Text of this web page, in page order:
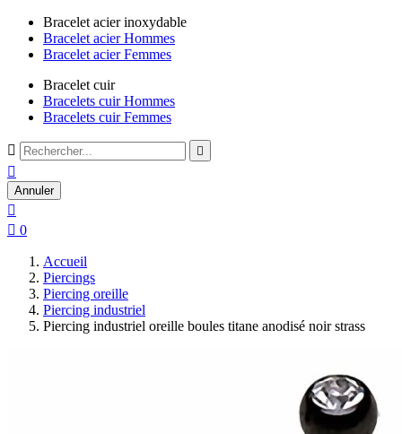
Bracelet acier inoxydable
Bracelet acier Hommes
Bracelet acier Femmes
Bracelet cuir
Bracelets cuir Hommes
Bracelets cuir Femmes
 

Annuler

 0
Accueil
Piercings
Piercing oreille
Piercing industriel
Piercing industriel oreille boules titane anodisé noir strass